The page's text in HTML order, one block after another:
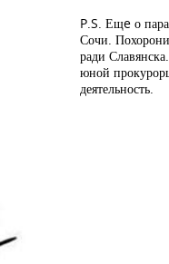
P.S. Ещe о
Сочи.
ради
юной
деятельность.